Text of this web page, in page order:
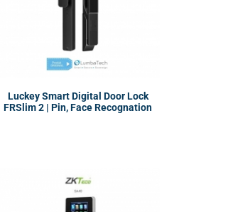
Luckey Smart Digital Door Lock
FRSlim 2 | Pin, Face Recognation